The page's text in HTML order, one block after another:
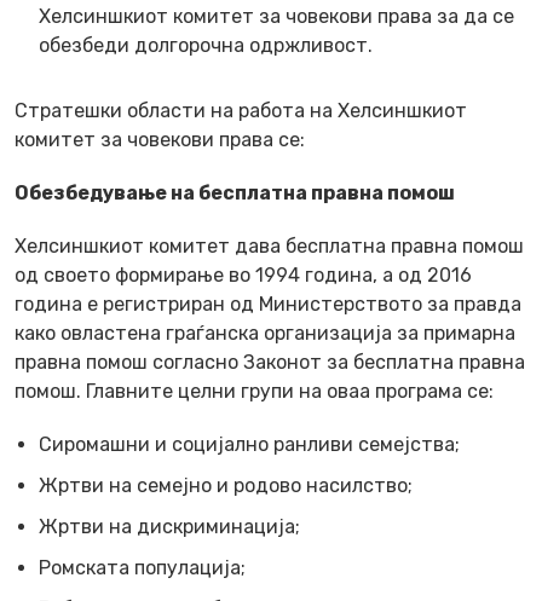
Хелсиншкиот комитет за човекови права за да се
обезбеди долгорочна одржливост.
Стратешки области на работа на Хелсиншкиот
комитет за човекови права се:
Обезбедување на бесплатна правна помош
Хелсиншкиот комитет дава бесплатна правна помош
од своето формирање во 1994 година, а од 2016
година е регистриран од Министерството за правда
како овластена граѓанска организација за примарна
правна помош согласно Законот за бесплатна правна
помош. Главните целни групи на оваа програма се:
Сиромашни и социјално ранливи семејства;
Жртви на семејно и родово насилство;
Жртви на дискриминација;
Ромската популација;